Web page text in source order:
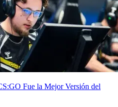
Fue la Mejor Versión del